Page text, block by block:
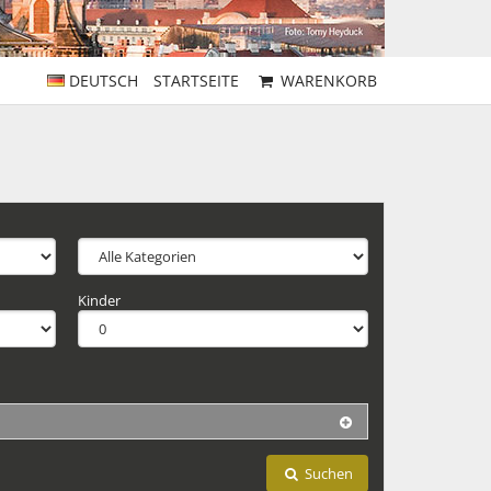
DEUTSCH STARTSEITE WARENKORB
Kinder
Suchen